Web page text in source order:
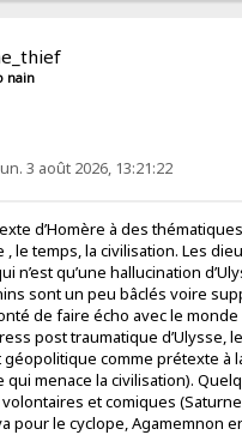
nain
3 août 2026, 13:21:22
d’Homère à des
, le temps, la civilisation. Les
n’est qu’une hallucination
sont un peu bâclés voire
de faire écho avec le monde
post traumatique d’Ulysse,
géopolitique comme prétexte à
qui menace la civilisation).
et comiques
pour le cyclope, Agamemnon